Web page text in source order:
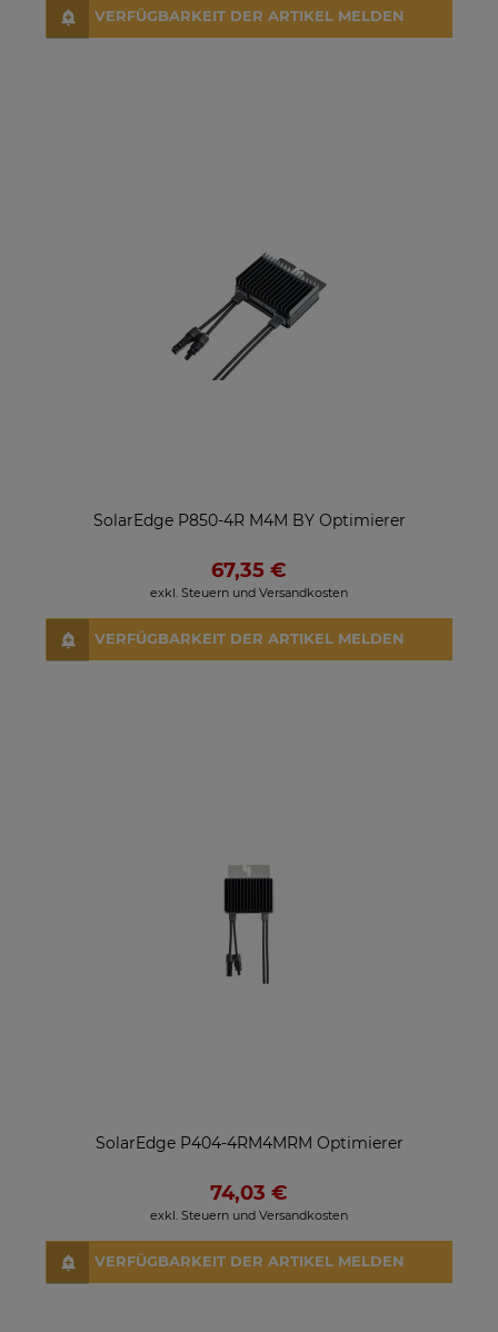
VERFÜGBARKEIT DER ARTIKEL MELDEN
SolarEdge P850-4R M4M BY Optimierer
67,35 €
exkl. Steuern und Versandkosten
VERFÜGBARKEIT DER ARTIKEL MELDEN
SolarEdge P404-4RM4MRM Optimierer
74,03 €
exkl. Steuern und Versandkosten
VERFÜGBARKEIT DER ARTIKEL MELDEN